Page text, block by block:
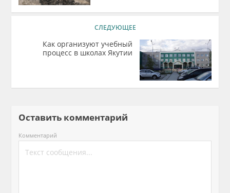
СЛЕДУЮЩЕЕ
Как организуют учебный
процесс в школах Якутии
Оставить комментарий
Комментарий